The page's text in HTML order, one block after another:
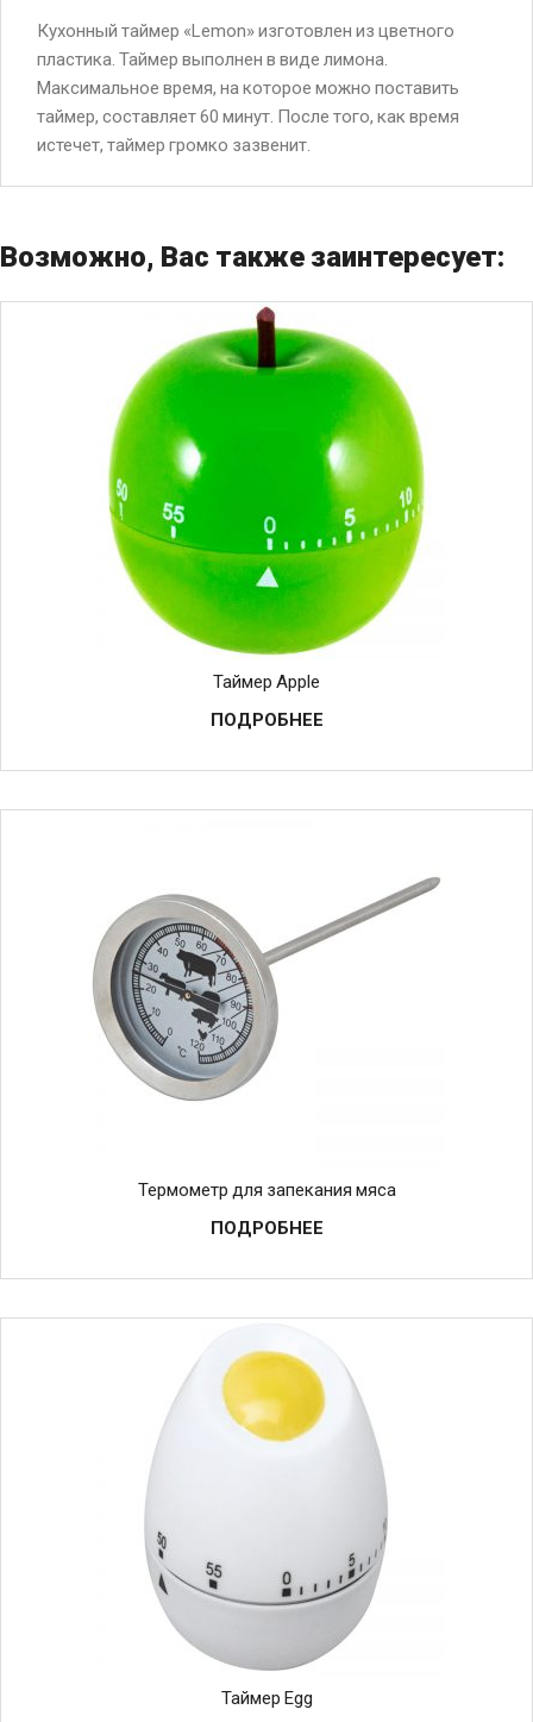
Кухонный таймер «Lemon» изготовлен из цветного
пластика. Таймер выполнен в виде лимона.
Максимальное время, на которое можно поставить
таймер, составляет 60 минут. После того, как время
истечет, таймер громко зазвенит.
Возможно, Вас также заинтересует:
Таймер Apple
ПОДРОБНЕЕ
Термометр для запекания мяса
ПОДРОБНЕЕ
Таймер Egg